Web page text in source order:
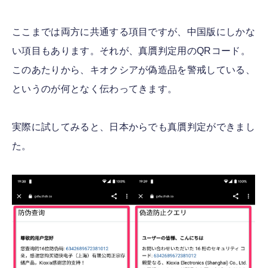
ここまでは両方に共通する項目ですが、中国版にしかな
い項目もあります。それが、真贋判定用のQRコード。
このあたりから、キオクシアが偽造品を警戒している、
というのが何となく伝わってきます。
実際に試してみると、日本からでも真贋判定ができまし
た。